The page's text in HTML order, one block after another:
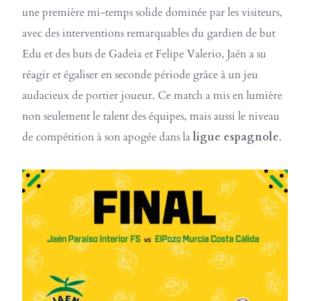
une première mi-temps solide dominée par les visiteurs,
avec des interventions remarquables du gardien de but
Edu et des buts de Gadeia et Felipe Valerio, Jaén a su
réagir et égaliser en seconde période grâce à un jeu
audacieux de portier joueur. Ce match a mis en lumière
non seulement le talent des équipes, mais aussi le niveau
de compétition à son apogée dans laligue espagnole.